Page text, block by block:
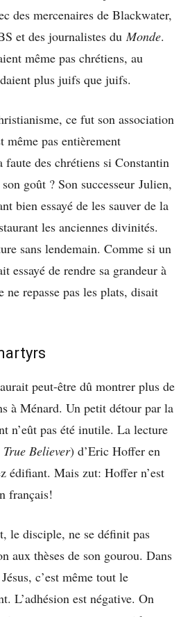
des mercenaires de Blackwater,
et des journalistes du Monde.
même pas chrétiens, au
plus juifs que juifs.
ce fut son association
même pas entièrement
faute des chrétiens si Constantin
goût ? Son successeur Julien,
bien essayé de les sauver de la
les anciennes divinités.
sans lendemain. Comme si un
essayé de rendre sa grandeur à
ne repasse pas les plats, disait
peut-être dû montrer plus de
à Ménard. Un petit détour par la
n’eût pas été inutile. La lecture
True Believer) d’Eric Hoffer en
édifiant. Mais zut: Hoffer n’est
français!
le disciple, ne se définit pas
aux thèses de son gourou. Dans
c’est même tout le
L’adhésion est négative. On